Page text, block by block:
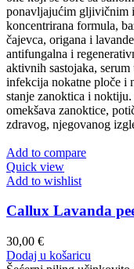
ponavljajućim gljivičnim
koncentrirana formula,
čajevca, origana i
antifungalna i
aktivnih sastojaka,
infekcija nokatne ploče i
stanje zanoktica i
omekšava zanoktice,
zdravog, njegovanog
Add to compare
Quick view
Add to wishlist
Callux Lavanda
30,00 €
Dodaj u košaricu